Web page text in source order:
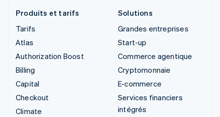
Produits et tarifs
Tarifs
Atlas
Authorization Boost
Billing
Capital
Checkout
Climate
Solutions
Grandes entreprises
Start-up
Commerce agentique
Cryptomonnaie
E-commerce
Services financiers
intégrés